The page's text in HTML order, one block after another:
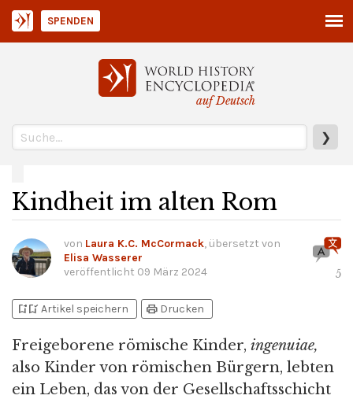
auf Deutsch
❯
SPENDEN
Kindheit im alten Rom
von Laura K.C. McCormack, übersetzt von
Elisa Wasserer
veröffentlicht 09 März 2024 5
bookmark_addbookmark_added Artikel speichern print Drucken
Freigeborene römische Kinder, ingenuiae,
also Kinder von römischen Bürgern, lebten
ein Leben, das von der Gesellschaftsschicht